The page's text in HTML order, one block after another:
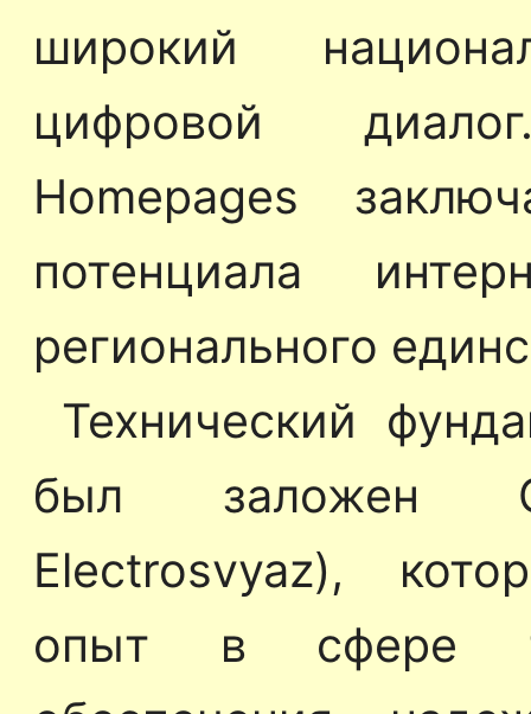
широкий
цифровой
Homepages
потенциала
регионального
Технический
был заложен
Electrosvyaz),
опыт в сфере